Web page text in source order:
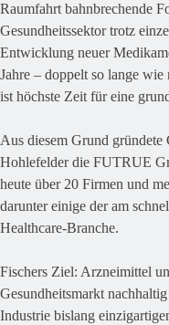
Raumfahrt bahnbrechende
Gesundheitssektor trotz
Entwicklung neuer
Jahre – doppelt so lange
ist höchste Zeit für eine
Aus diesem Grund gründete
Hohlefelder die FUTRUE
heute über 20 Firmen und
darunter einige der am
Healthcare-Branche.
Fischers Ziel: Arzneimittel
Gesundheitsmarkt
Industrie bislang